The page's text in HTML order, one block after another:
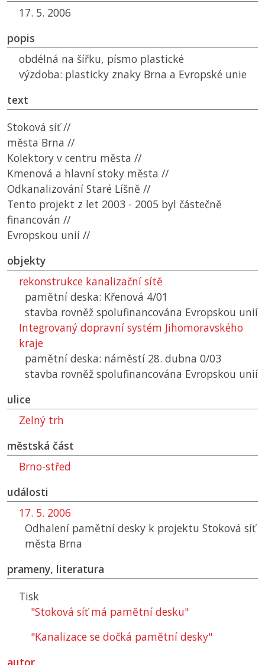
17. 5. 2006
popis
obdélná na šířku, písmo plastické
výzdoba: plasticky znaky Brna a Evropské unie
text
Stoková síť //
města Brna //
Kolektory v centru města //
Kmenová a hlavní stoky města //
Odkanalizování Staré Líšně //
Tento projekt z let 2003 - 2005 byl částečně
financován //
Evropskou unií //
objekty
rekonstrukce kanalizační sítě
pamětní deska: Křenová 4/01
stavba rovněž spolufinancována Evropskou unií
Integrovaný dopravní systém Jihomoravského
kraje
pamětní deska: náměstí 28. dubna 0/03
stavba rovněž spolufinancována Evropskou unií
ulice
Zelný trh
městská část
Brno-střed
události
17. 5. 2006
Odhalení pamětní desky k projektu Stoková síť
města Brna
prameny, literatura
Tisk
"Stoková síť má pamětní desku"
"Kanalizace se dočká pamětní desky"